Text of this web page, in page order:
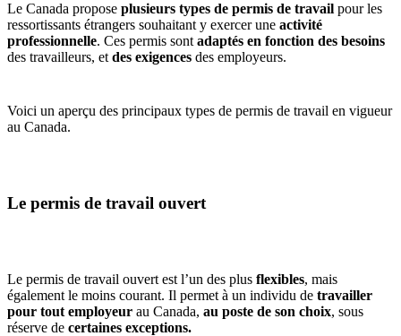
Le Canada propose plusieurs types de permis de travail pour les
ressortissants étrangers souhaitant y exercer une activité
professionnelle. Ces permis sont adaptés en fonction des besoins
des travailleurs, et des exigences des employeurs.
Voici un aperçu des principaux types de permis de travail en vigueur
au Canada.
Le permis de travail ouvert
Le permis de travail ouvert est l’un des plus flexibles, mais
également le moins courant. Il permet à un individu de travailler
pour tout employeur au Canada, au poste de son choix, sous
réserve de certaines exceptions.